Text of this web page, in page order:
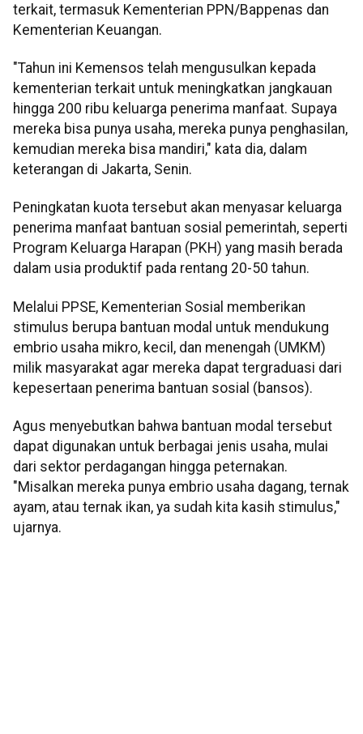
terkait, termasuk Kementerian PPN/Bappenas dan
Kementerian Keuangan.
"Tahun ini Kemensos telah mengusulkan kepada
kementerian terkait untuk meningkatkan jangkauan
hingga 200 ribu keluarga penerima manfaat. Supaya
mereka bisa punya usaha, mereka punya penghasilan,
kemudian mereka bisa mandiri," kata dia, dalam
keterangan di Jakarta, Senin.
Peningkatan kuota tersebut akan menyasar keluarga
penerima manfaat bantuan sosial pemerintah, seperti
Program Keluarga Harapan (PKH) yang masih berada
dalam usia produktif pada rentang 20-50 tahun.
Melalui PPSE, Kementerian Sosial memberikan
stimulus berupa bantuan modal untuk mendukung
embrio usaha mikro, kecil, dan menengah (UMKM)
milik masyarakat agar mereka dapat tergraduasi dari
kepesertaan penerima bantuan sosial (bansos).
Agus menyebutkan bahwa bantuan modal tersebut
dapat digunakan untuk berbagai jenis usaha, mulai
dari sektor perdagangan hingga peternakan.
"Misalkan mereka punya embrio usaha dagang, ternak
ayam, atau ternak ikan, ya sudah kita kasih stimulus,"
ujarnya.